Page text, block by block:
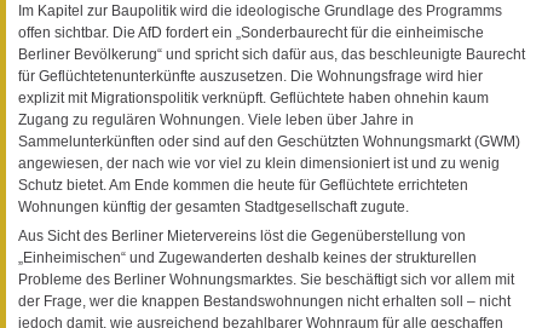
Im Kapitel zur Baupolitik wird die ideologische Grundlage des Programms
offen sichtbar. Die AfD fordert ein „Sonderbaurecht für die einheimische
Berliner Bevölkerung“ und spricht sich dafür aus, das beschleunigte Baurecht
für Geflüchtetenunterkünfte auszusetzen. Die Wohnungsfrage wird hier
explizit mit Migrationspolitik verknüpft. Geflüchtete haben ohnehin kaum
Zugang zu regulären Wohnungen. Viele leben über Jahre in
Sammelunterkünften oder sind auf den Geschützten Wohnungsmarkt (GWM)
angewiesen, der nach wie vor viel zu klein dimensioniert ist und zu wenig
Schutz bietet. Am Ende kommen die heute für Geflüchtete errichteten
Wohnungen künftig der gesamten Stadtgesellschaft zugute.
Aus Sicht des Berliner Mietervereins löst die Gegenüberstellung von
„Einheimischen“ und Zugewanderten deshalb keines der strukturellen
Probleme des Berliner Wohnungsmarktes. Sie beschäftigt sich vor allem mit
der Frage, wer die knappen Bestandswohnungen nicht erhalten soll – nicht
jedoch damit, wie ausreichend bezahlbarer Wohnraum für alle geschaffen